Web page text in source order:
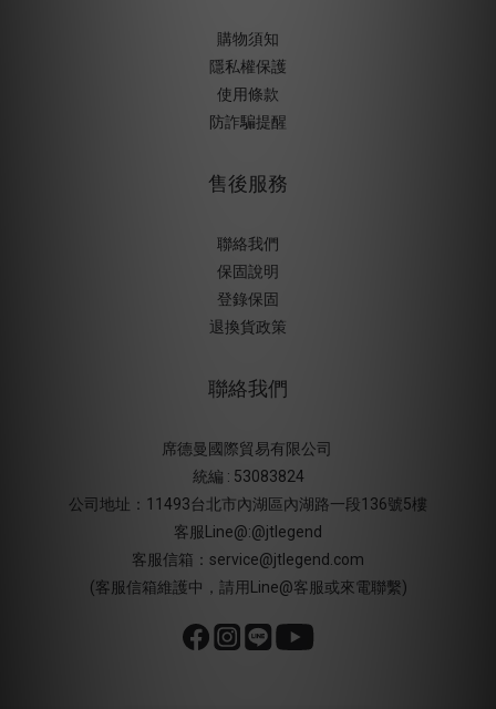
購物須知
隱私權保護
使用條款
防詐騙提醒
售後服務
聯絡我們
保固說明
登錄保固
退換貨政策
聯絡我們
席德曼國際貿易有限公司
統編 : 53083824
公司地址：11493台北市內湖區內湖路一段136號5樓
客服Line@:@jtlegend
客服信箱：service@jtlegend.com
(客服信箱維護中，請用Line@客服或來電聯繫)